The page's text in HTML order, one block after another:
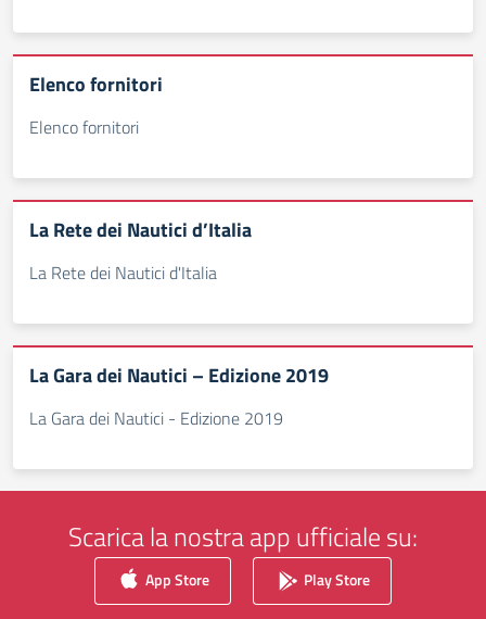
Elenco fornitori
Elenco fornitori
La Rete dei Nautici d’Italia
La Rete dei Nautici d'Italia
La Gara dei Nautici – Edizione 2019
La Gara dei Nautici - Edizione 2019
Scarica la nostra app ufficiale su:
App Store Play Store